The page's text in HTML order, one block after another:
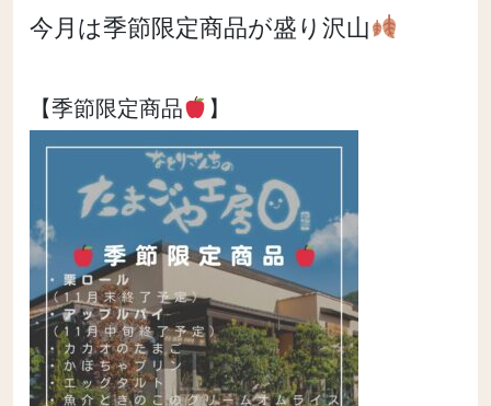
今月は季節限定商品が盛り沢山
【季節限定商品 】